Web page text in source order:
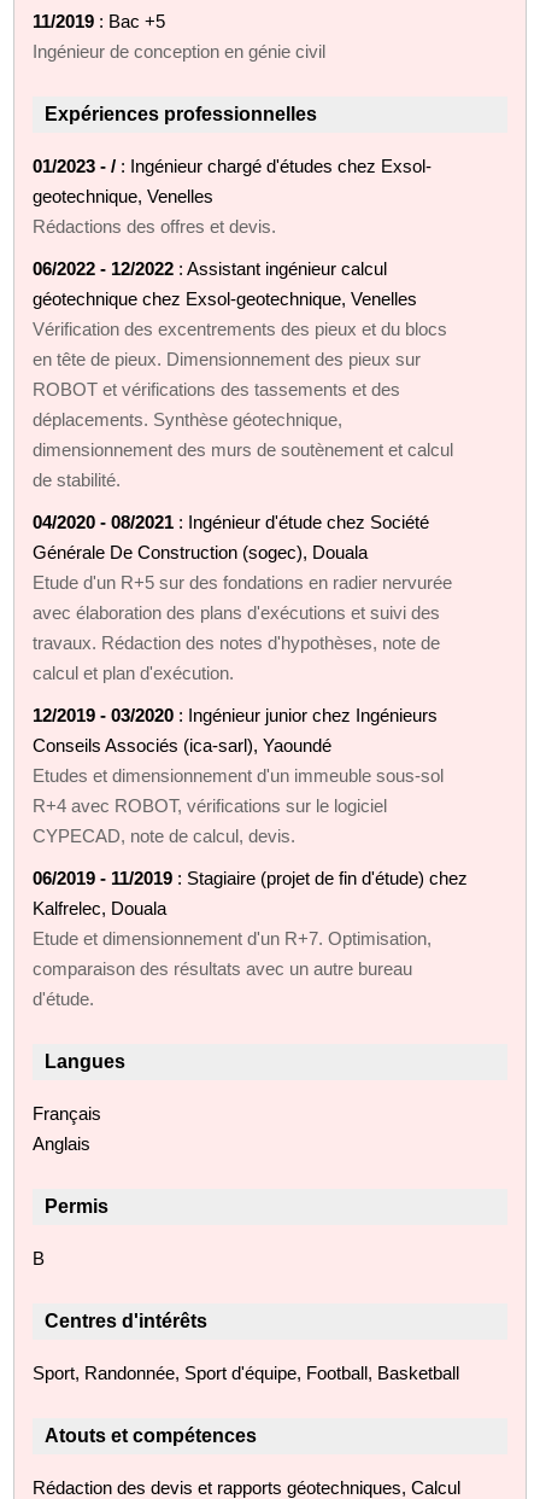
11/2019 : Bac +5
Ingénieur de conception en génie civil
Expériences professionnelles
01/2023 - / : Ingénieur chargé d'études chez Exsol-
geotechnique, Venelles
Rédactions des offres et devis.
06/2022 - 12/2022 : Assistant ingénieur calcul
géotechnique chez Exsol-geotechnique, Venelles
Vérification des excentrements des pieux et du blocs
en tête de pieux. Dimensionnement des pieux sur
ROBOT et vérifications des tassements et des
déplacements. Synthèse géotechnique,
dimensionnement des murs de soutènement et calcul
de stabilité.
04/2020 - 08/2021 : Ingénieur d'étude chez Société
Générale De Construction (sogec), Douala
Etude d'un R+5 sur des fondations en radier nervurée
avec élaboration des plans d'exécutions et suivi des
travaux. Rédaction des notes d'hypothèses, note de
calcul et plan d'exécution.
12/2019 - 03/2020 : Ingénieur junior chez Ingénieurs
Conseils Associés (ica-sarl), Yaoundé
Etudes et dimensionnement d'un immeuble sous-sol
R+4 avec ROBOT, vérifications sur le logiciel
CYPECAD, note de calcul, devis.
06/2019 - 11/2019 : Stagiaire (projet de fin d'étude) chez
Kalfrelec, Douala
Etude et dimensionnement d'un R+7. Optimisation,
comparaison des résultats avec un autre bureau
d'étude.
Langues
Français
Anglais
Permis
B
Centres d'intérêts
Sport, Randonnée, Sport d'équipe, Football, Basketball
Atouts et compétences
Rédaction des devis et rapports géotechniques, Calcul